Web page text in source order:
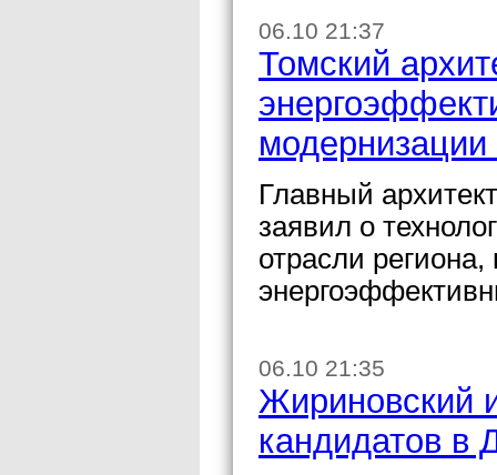
06.10 21:37
Томский
модернизации
Главный
заявил о
отрасли
06.10 21:35
Жириновский
кандидатов в